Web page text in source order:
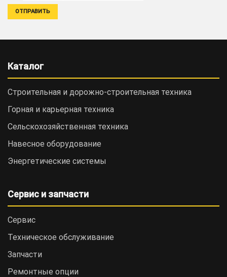
Каталог
Строительная и дорожно-cтроительная техника
Горная и карьерная техника
Сельскохозяйственная техника
Навесное оборудование
Энергетические системы
Сервис и запчасти
Сервис
Техническое обслуживание
Запчасти
Ремонтные опции